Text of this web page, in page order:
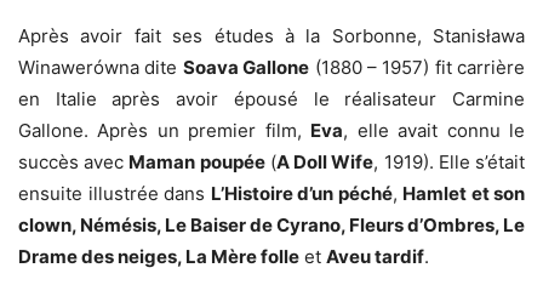
Après avoir fait ses études à la Sorbonne, Stanisława
Winawerówna dite Soava Gallone (1880 – 1957) fit carrière
en Italie après avoir épousé le réalisateur Carmine
Gallone. Après un premier film, Eva, elle avait connu le
succès avec Maman poupée(A Doll Wife, 1919). Elle s’était
ensuite illustrée dans L’Histoire d’un péché, Hamlet et son
clown, Némésis, Le Baiser de Cyrano, Fleurs d’Ombres, Le
Drame des neiges, La Mère folle et Aveu tardif.